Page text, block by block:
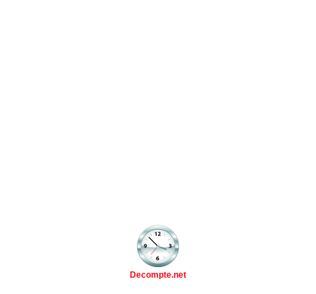
Decompte.net